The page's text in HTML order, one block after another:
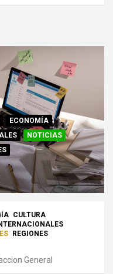
ECONOMÍA
NOTICIAS
CULTURA
REGIONES
General